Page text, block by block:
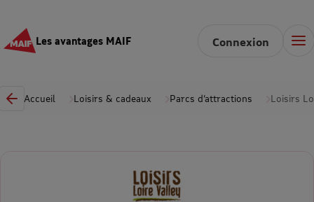
Les avantages MAIF Connexion
Accueil Loisirs & cadeaux Parcs d’attractions Loisirs